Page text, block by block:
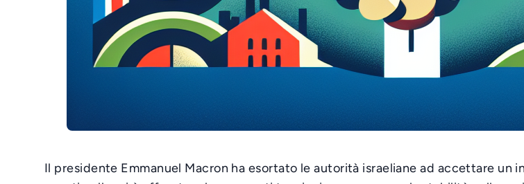
Il presidente Emmanuel Macron ha esortato le autorità israeliane ad accettare un